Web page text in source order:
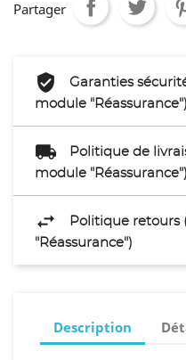
Partager
Garanties
module "Réassurance")
Politique de
module "Réassurance")
Politique retours
"Réassurance")
Description